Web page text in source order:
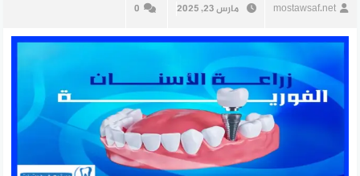
mostawsaf.net مارس 23, 2025 0